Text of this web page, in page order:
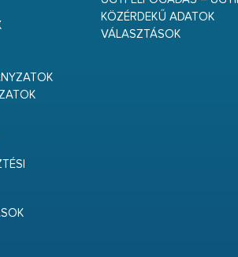
KÖZÉRDEKŰ ADATOK
VÁLASZTÁSOK